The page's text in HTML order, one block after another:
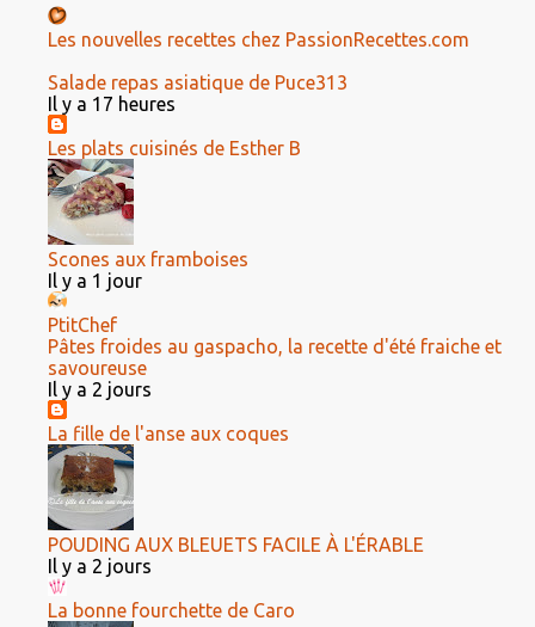
Les nouvelles recettes chez PassionRecettes.com
Salade repas asiatique de Puce313
Il y a 17 heures
Les plats cuisinés de Esther B
Scones aux framboises
Il y a 1 jour
PtitChef
Pâtes froides au gaspacho, la recette d'été fraiche et
savoureuse
Il y a 2 jours
La fille de l'anse aux coques
POUDING AUX BLEUETS FACILE À L'ÉRABLE
Il y a 2 jours
La bonne fourchette de Caro